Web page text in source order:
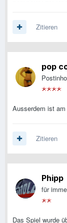
Zitieren
pop
Postinho
Ausserdem ist
Zitieren
Phipp
für
Das Spiel wurde